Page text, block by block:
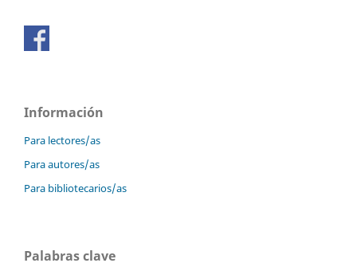
Información
Para lectores/as
Para autores/as
Para bibliotecarios/as
Palabras clave